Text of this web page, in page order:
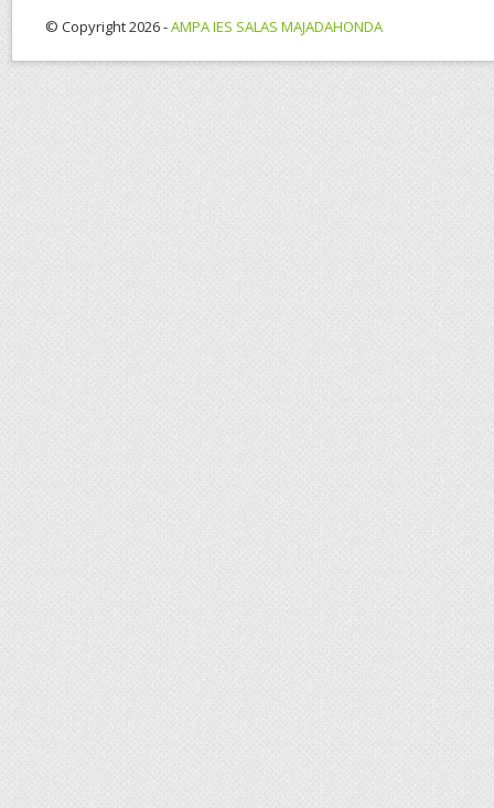
© Copyright 2026 -AMPA IES SALAS MAJADAHONDA